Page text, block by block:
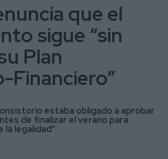
que el
sigue “sin
Plan
Financiero”
estaba obligado a aprobar
de finalizar el verano para
la legalidad”